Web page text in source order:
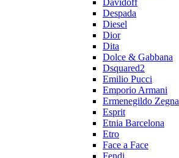
Davidoff
Despada
Diesel
Dior
Dita
Dolce & Gabbana
Dsquared2
Emilio Pucci
Emporio Armani
Ermenegildo Zegna
Esprit
Etnia Barcelona
Etro
Face a Face
Fendi